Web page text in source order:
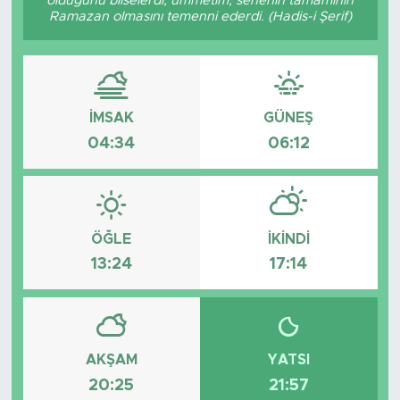
Ramazan olmasını temenni ederdi. (Hadis-i Şerif)
İMSAK
04:34
GÜNEŞ
06:12
ÖĞLE
13:24
İKINDI
17:14
AKŞAM
20:25
YATSI
21:57
Resmi İlanlar
Söyleşi
Foto Şaka
Teknoloji
Politika